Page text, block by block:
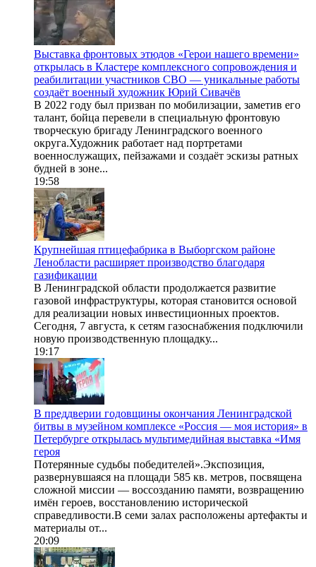
Выставка фронтовых этюдов «Герои нашего времени»
открылась в Кластере комплексного сопровождения и
реабилитации участников СВО — уникальные работы
создаёт военный художник Юрий Сивачёв
В 2022 году был призван по мобилизации, заметив его
талант, бойца перевели в специальную фронтовую
творческую бригаду Ленинградского военного
округа.Художник работает над портретами
военнослужащих, пейзажами и создаёт эскизы ратных
будней в зоне...
19:58
Крупнейшая птицефабрика в Выборгском районе
Ленобласти расширяет производство благодаря
газификации
В Ленинградской области продолжается развитие
газовой инфраструктуры, которая становится основой
для реализации новых инвестиционных проектов.
Сегодня, 7 августа, к сетям газоснабжения подключили
новую производственную площадку...
19:17
В преддверии годовщины окончания Ленинградской
битвы в музейном комплексе «Россия — моя история» в
Петербурге открылась мультимедийная выставка «Имя
героя
Потерянные судьбы победителей».Экспозиция,
развернувшаяся на площади 585 кв. метров, посвящена
сложной миссии — воссозданию памяти, возвращению
имён героев, восстановлению исторической
справедливости.В семи залах расположены артефакты и
материалы от...
20:09